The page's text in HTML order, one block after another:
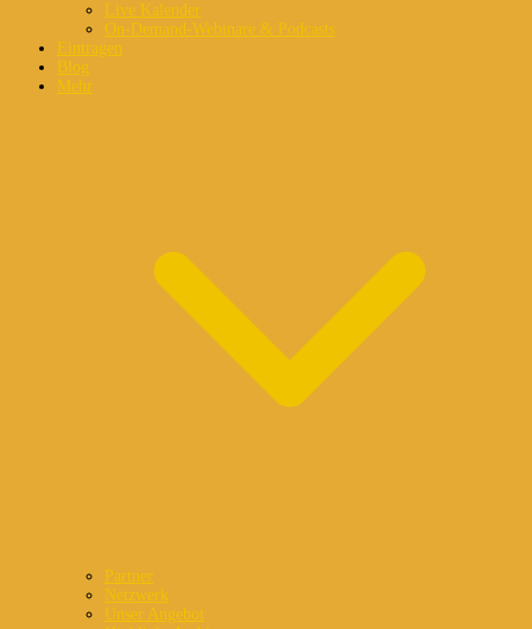
Live Kalender
On-Demand-Webinare & Podcasts
Eintragen
Blog
Mehr
Partner
Netzwerk
Unser Angebot